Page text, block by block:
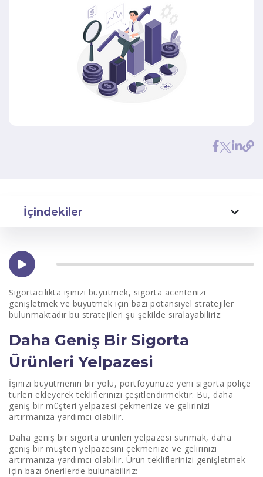
İçindekiler
Daha Geniş Coğrafi Erişim
Teknolojiden Yararlanmak
Hedeflenen Pazarlamaya Odaklanın
Çalışan Gelişimine Yatırım Yapın
Sigortacılıkta işinizi büyütmek, sigorta acentenizi
genişletmek ve büyütmek için bazı potansiyel stratejiler
bulunmaktadır bu stratejileri şu şekilde sıralayabiliriz:
Daha Geniş Bir Sigorta
Ürünleri Yelpazesi
İşinizi büyütmenin bir yolu, portföyünüze yeni sigorta poliçe
türleri ekleyerek tekliflerinizi çeşitlendirmektir. Bu, daha
geniş bir müşteri yelpazesi çekmenize ve gelirinizi
artırmanıza yardımcı olabilir.
Daha geniş bir sigorta ürünleri yelpazesi sunmak, daha
geniş bir müşteri yelpazesini çekmenize ve gelirinizi
artırmanıza yardımcı olabilir. Ürün tekliflerinizi genişletmek
için bazı önerilerde bulunabiliriz: